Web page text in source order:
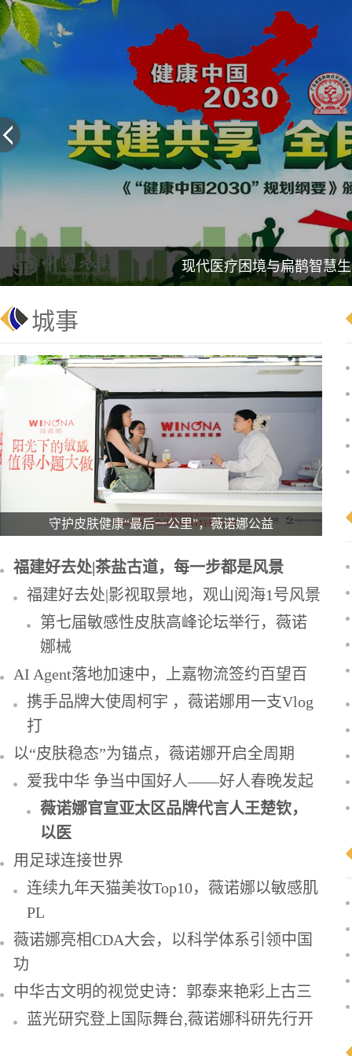
现代医疗困境与扁鹊智慧
城事
守护皮肤健康“最后一公里”，薇诺娜公益
福建好去处|茶盐古道，每一步都是风景
福建好去处|影视取景地，观山阅海1号风景
第七届敏感性皮肤高峰论坛举行，薇诺
娜械
AI Agent落地加速中，上嘉物流签约百望百
携手品牌大使周柯宇 ，薇诺娜用一支Vlog
打
以“皮肤稳态”为锚点，薇诺娜开启全周期
爱我中华 争当中国好人——好人春晚发起
薇诺娜官宣亚太区品牌代言人王楚钦，
以医
用足球连接世界
连续九年天猫美妆Top10，薇诺娜以敏感肌
PL
薇诺娜亮相CDA大会，以科学体系引领中国
功
中华古文明的视觉史诗：郭泰来艳彩上古三
蓝光研究登上国际舞台,薇诺娜科研先行开